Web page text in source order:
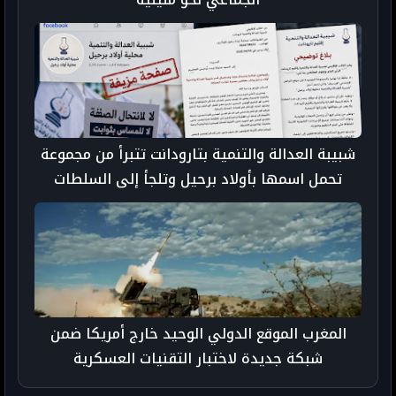
شبيبة العدالة والتنمية بتارودانت تتبرأ من مجموعة
تحمل اسمها بأولاد برحيل وتلجأ إلى السلطات
المغرب الموقع الدولي الوحيد خارج أمريكا ضمن
شبكة جديدة لاختبار التقنيات العسكرية